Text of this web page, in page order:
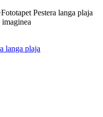
Fototapet Pestera langa plaja